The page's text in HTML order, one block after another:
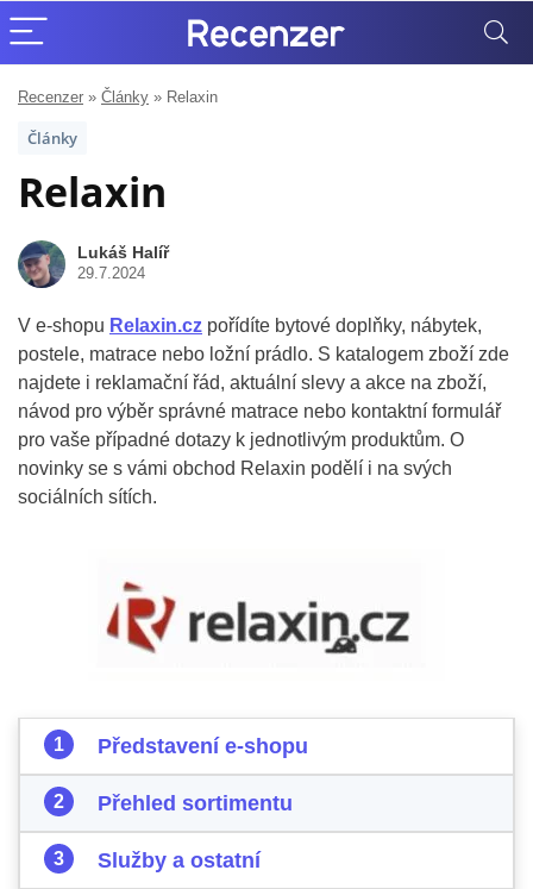
Recenzer » Články » Relaxin
Články
Relaxin
Lukáš Halíř
29.7.2024
V e-shopu Relaxin.cz pořídíte bytové doplňky, nábytek,
postele, matrace nebo ložní prádlo. S katalogem zboží zde
najdete i reklamační řád, aktuální slevy a akce na zboží,
návod pro výběr správné matrace nebo kontaktní formulář
pro vaše případné dotazy k jednotlivým produktům. O
novinky se s vámi obchod Relaxin podělí i na svých
sociálních sítích.
Představení e-shopu
Přehled sortimentu
Služby a ostatní